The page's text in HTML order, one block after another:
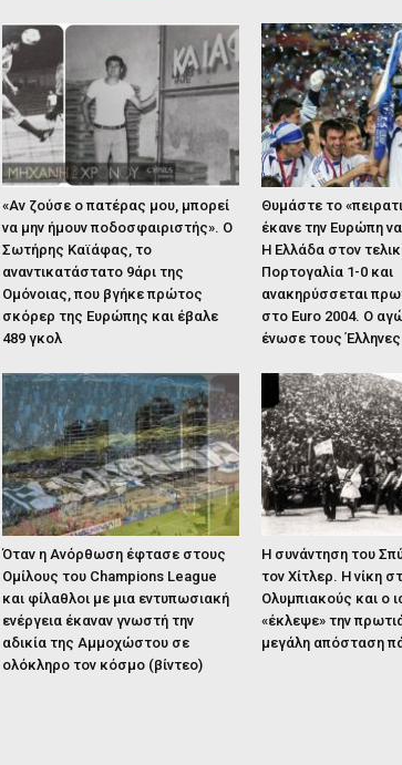
«Αν ζούσε ο πατέρας μου, μπορεί
να μην ήμουν ποδοσφαιριστής». Ο
Σωτήρης Καϊάφας, το
αναντικατάστατο 9άρι της
Ομόνοιας, που βγήκε πρώτος
σκόρερ της Ευρώπης και έβαλε
489 γκολ
Θυμάστε το
έκανε την Ευρώπη
Η Ελλάδα στον
Πορτογαλία 1-0 και
ανακηρύσσεται
στο Euro 2004. Ο
ένωσε τους Έλληνες
Όταν η Ανόρθωση έφτασε στους
Ομίλους του Champions League
και φίλαθλοι με μια εντυπωσιακή
ενέργεια έκαναν γνωστή την
αδικία της Αμμοχώστου σε
ολόκληρο τον κόσμο (βίντεο)
Η συνάντηση του
τον Χίτλερ. Η νίκη
Ολυμπιακούς και ο
«έκλεψε» την
μεγάλη απόσταση